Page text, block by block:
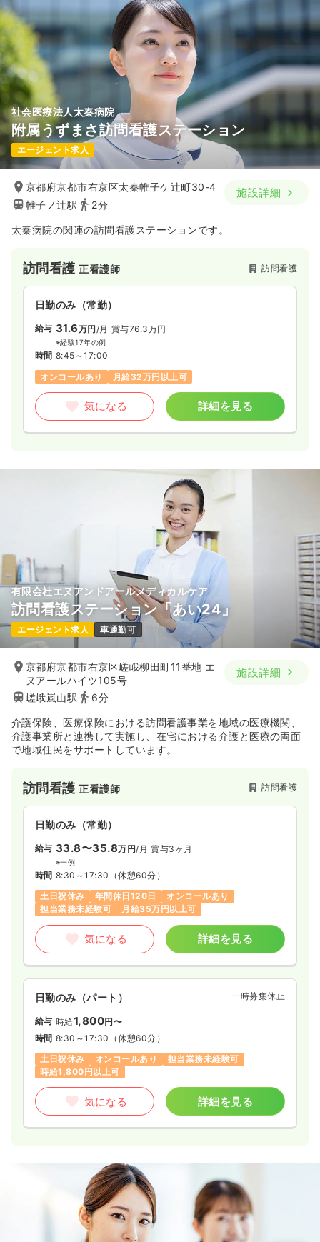
社会医療法人太秦病院
附属うずまさ訪問看護ステーション
エージェント求人
京都府京都市右京区太秦帷子ケ辻町30-4
帷子ノ辻駅
2分
施設詳細
太秦病院の関連の訪問看護ステーションです。
訪問看護正看護師 訪問看護
日勤のみ（常勤）
給与 31.6万円/月 賞与76.3万円
※経験17年の例
時間 8:45～17:00
オンコールあり
月給32万円以上可
気になる 詳細を見る
有限会社エヌアンドアールメディカルケア
訪問看護ステーション「あい24」
エージェント求人 車通勤可
京都府京都市右京区嵯峨柳田町11番地 エ
ヌアールハイツ105号
嵯峨嵐山駅
6分
施設詳細
介護保険、医療保険における訪問看護事業を地域の医療機関、
介護事業所と連携して実施し、在宅における介護と医療の両面
で地域住民をサポートしています。
訪問看護正看護師 訪問看護
日勤のみ（常勤）
給与 33.8〜35.8万円/月 賞与3ヶ月
※一例
時間 8:30～17:30 （休憩60分）
土日祝休み
年間休日120日
オンコールあり
担当業務未経験可
月給35万円以上可
気になる 詳細を見る
日勤のみ（パート） 一時募集休止
給与 時給1,800円〜
時間 8:30～17:30 （休憩60分）
土日祝休み
オンコールあり
担当業務未経験可
時給1,800円以上可
気になる 詳細を見る